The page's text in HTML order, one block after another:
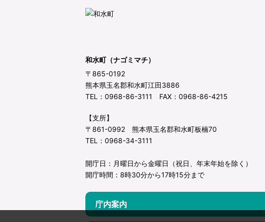
和水町（ナゴミマチ）
〒865-0192
熊本県玉名郡和水町江田3886
TEL：0968-86-3111 FAX：0968-86-4215
【支所】
〒861-0992 熊本県玉名郡和水町板楠70
TEL：0968-34-3111
開庁日：月曜日から金曜日（祝日、年末年始を除く）
開庁時間：8時30分から17時15分まで
庁内案内